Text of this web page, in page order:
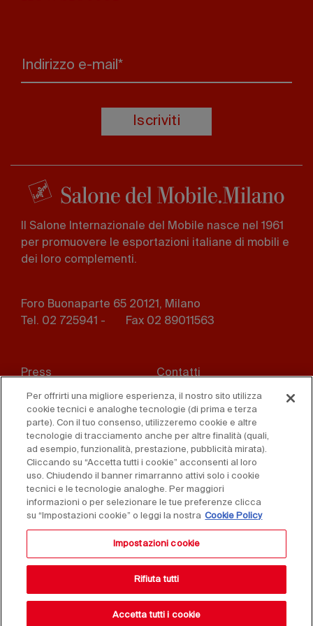
Indirizzo e-mail*
Iscriviti
Il Salone Internazionale del Mobile nasce nel 1961
per promuovere le esportazioni italiane di mobili e
dei loro complementi.
Foro Buonaparte 65 20121, Milano
Tel. 02 725941 -
Fax 02 89011563
menu
Press Contatti
Whistleblowing Privacy
Disclaimer D. Lgs. 231/01
Cookies Condizioni di vendita
Dichiarazione di
accessibilità
Per offrirti una migliore esperienza, il nostro sito utilizza
cookie tecnici e analoghe tecnologie (di prima e terza
parte). Con il tuo consenso, utilizzeremo cookie e altre
tecnologie di tracciamento anche per altre finalità (quali,
ad esempio, funzionalità, prestazione, pubblicità mirata).
Cliccando su “Accetta tutti i cookie” acconsenti al loro
uso. Chiudendo il banner rimarranno attivi solo i cookie
tecnici e le tecnologie analoghe. Per maggiori
informazioni o per selezionare le tue preferenze clicca
su “Impostazioni cookie” o leggi la nostra Cookie Policy
Impostazioni cookie
Rifiuta tutti
Accetta tutti i cookie